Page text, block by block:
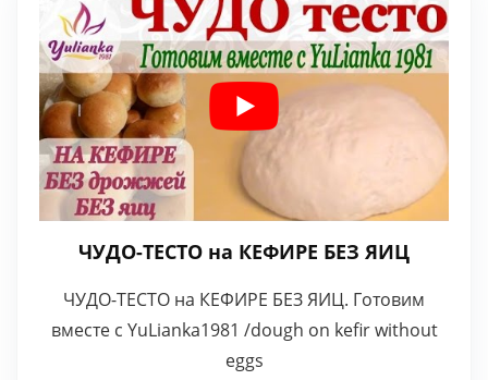
ЧУДО-ТЕСТО на КЕФИРЕ БЕЗ ЯИЦ
ЧУДО-ТЕСТО на КЕФИРЕ БЕЗ ЯИЦ. Готовим
вместе с YuLianka1981 /dough on kefir without
eggs